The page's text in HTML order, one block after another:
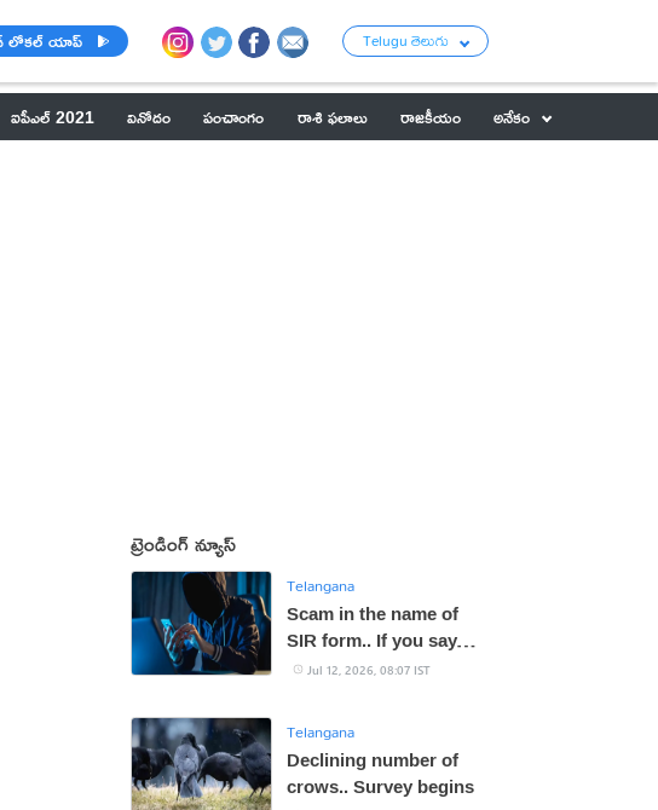
లోకల్ యాప్ Telugu తెలుగు
ఐపీఎల్ 2021 వినోదం పంచాంగం రాశి ఫలాలు రాజకీయం
అనేకం
ట్రెండింగ్ న్యూస్
Telangana
Scam in the name of
SIR form.. If you say
OTP, your bank
Jul 12, 2026, 08:07 IST
Telangana
Declining number of
crows.. Survey begins